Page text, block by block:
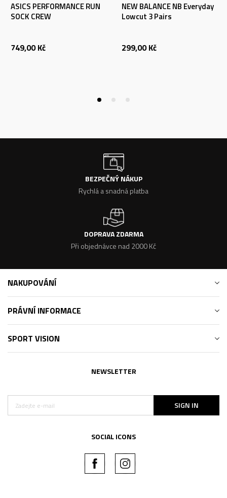
ASICS PERFORMANCE RUN
SOCK CREW
749,00 Kč
NEW BALANCE NB Everyday
Lowcut 3 Pairs
299,00 Kč
BEZPEČNÝ NÁKUP
Rychlá a snadná platba
DOPRAVA ZDARMA
Při objednávce nad 2000 Kč
NAKUPOVÁNÍ
PRÁVNÍ INFORMACE
SPORT VISION
NEWSLETTER
SIGN IN
SOCIAL ICONS